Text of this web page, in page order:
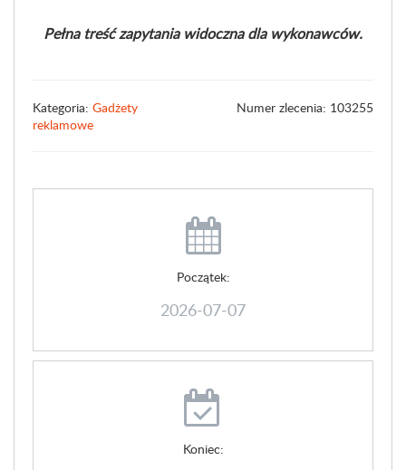
Pełna treść zapytania widoczna dla wykonawców.
Kategoria: Gadżety
reklamowe
Numer zlecenia: 103255
Początek:
2026-07-07
Koniec: